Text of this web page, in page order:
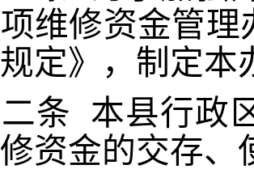
维修资金管
定》，制定本
条
本县行政
资金的交存、